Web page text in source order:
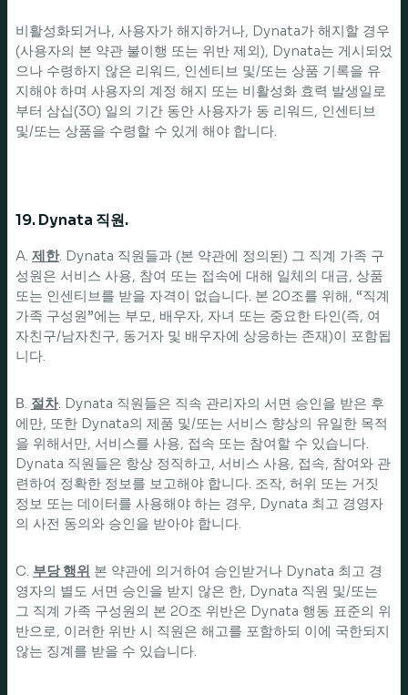
비활성화되거나, 사용자가 해지하거나, Dynata가 해지할 경우
(사용자의 본 약관 불이행 또는 위반 제외), Dynata는 게시되었
으나 수령하지 않은 리워드, 인센티브 및/또는 상품 기록을 유
지해야 하며 사용자의 계정 해지 또는 비활성화 효력 발생일로
부터 삼십(30) 일의 기간 동안 사용자가 동 리워드, 인센티브
및/또는 상품을 수령할 수 있게 해야 합니다.
19. Dynata 직원.
A. 제한. Dynata 직원들과 (본 약관에 정의된) 그 직계 가족 구
성원은 서비스 사용, 참여 또는 접속에 대해 일체의 대금, 상품
또는 인센티브를 받을 자격이 없습니다. 본 20조를 위해, “직계
가족 구성원”에는 부모, 배우자, 자녀 또는 중요한 타인(즉, 여
자친구/남자친구, 동거자 및 배우자에 상응하는 존재)이 포함됩
니다.
Β. 절차. Dynata 직원들은 직속 관리자의 서면 승인을 받은 후
에만, 또한 Dynata의 제품 및/또는 서비스 향상의 유일한 목적
을 위해서만, 서비스를 사용, 접속 또는 참여할 수 있습니다.
Dynata 직원들은 항상 정직하고, 서비스 사용, 접속, 참여와 관
련하여 정확한 정보를 보고해야 합니다. 조작, 허위 또는 거짓
정보 또는 데이터를 사용해야 하는 경우, Dynata 최고 경영자
의 사전 동의와 승인을 받아야 합니다.
C. 부당 행위 본 약관에 의거하여 승인받거나 Dynata 최고 경
영자의 별도 서면 승인을 받지 않은 한, Dynata 직원 및/또는
그 직계 가족 구성원의 본 20조 위반은 Dynata 행동 표준의 위
반으로, 이러한 위반 시 직원은 해고를 포함하되 이에 국한되지
않는 징계를 받을 수 있습니다.